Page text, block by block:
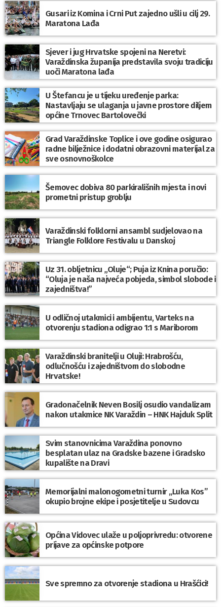
Gusari iz Komina i Crni Put zajedno ušli u cilj 29.
Maratona Lađa
Sjever i jug Hrvatske spojeni na Neretvi:
Varaždinska županija predstavila svoju tradiciju
uoči Maratona lađa
U Štefancu je u tijeku uređenje parka:
Nastavljaju se ulaganja u javne prostore diljem
općine Trnovec Bartolovečki
Grad Varaždinske Toplice i ove godine osigurao
radne bilježnice i dodatni obrazovni materijal za
sve osnovnoškolce
Šemovec dobiva 80 parkirališnih mjesta i novi
prometni pristup groblju
Varaždinski folklorni ansambl sudjelovao na
Triangle Folklore Festivalu u Danskoj
Uz 31. obljetnicu „Oluje“; Puja iz Knina poručio:
“Oluja je naša najveća pobjeda, simbol slobode i
zajedništva!”
U odličnoj utakmici i ambijentu, Varteks na
otvorenju stadiona odigrao 1:1 s Mariborom
Varaždinski branitelji u Oluji: Hrabrošću,
odlučnošću i zajedništvom do slobodne
Hrvatske!
Gradonačelnik Neven Bosilj osudio vandalizam
nakon utakmice NK Varaždin – HNK Hajduk Split
Svim stanovnicima Varaždina ponovno
besplatan ulaz na Gradske bazene i Gradsko
kupalište na Dravi
Memorijalni malonogometni turnir „Luka Kos”
okupio brojne ekipe i posjetitelje u Sudovcu
Općina Vidovec ulaže u poljoprivredu: otvorene
prijave za općinske potpore
Sve spremno za otvorenje stadiona u Hrašćici!